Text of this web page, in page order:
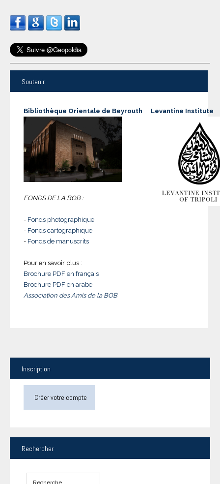
Soutenir
Bibliothèque Orientale de Beyrouth
FONDS DE LA BOB :
- Fonds photographique
- Fonds cartographique
- Fonds de manuscrits
Pour en savoir plus :
Brochure PDF en français
Brochure PDF en arabe
Association des Amis de la BOB
Levantine Institute
Inscription
Créer votre compte
Rechercher